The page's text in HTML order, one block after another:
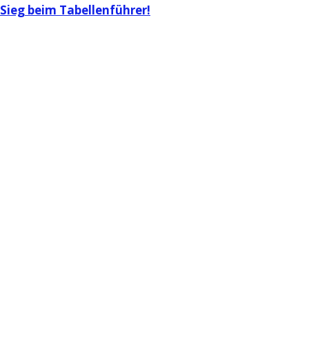
Beitragsnavigation
Sieg beim Tabellenführer!